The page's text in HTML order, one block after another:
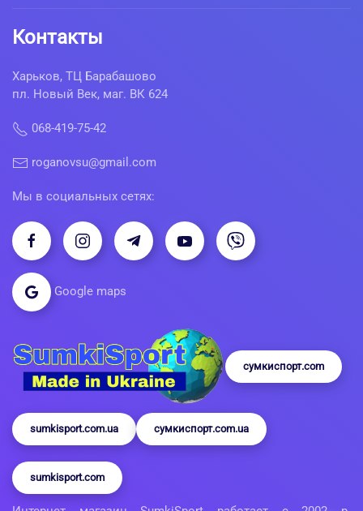
Контакты
Харьков, ТЦ Барабашово
пл. Новый Век, маг. ВК 624
068-419-75-42
roganovsu@gmail.com
Мы в социальных сетях:
Google maps
сумкиспорт.com
sumkisport.com.ua сумкиспорт.com.ua
sumkisport.com